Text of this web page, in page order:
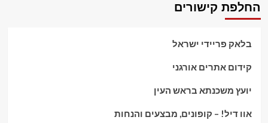
החלפת קישורים
בלאק פריידי ישראל
קידום אתרים אורגני
יועץ משכנתא בראש העין
אוו דיל! – קופונים, מבצעים והנחות